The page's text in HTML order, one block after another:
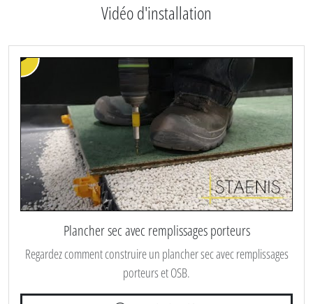
Vidéo d'installation
Plancher sec avec remplissages porteurs
Regardez comment construire un plancher sec avec remplissages
porteurs et OSB.